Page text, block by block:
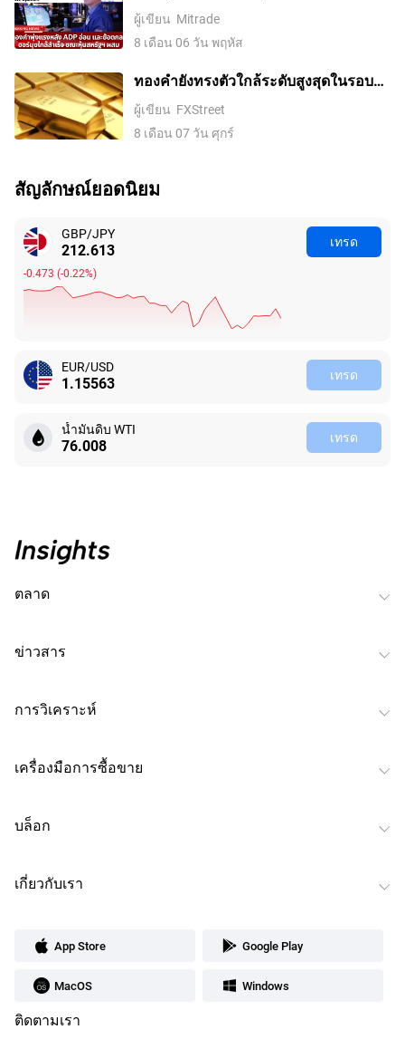
และข้อตกลงฮอร์มุซใกล้สำเร็จ ขณะหุ้น
สหรัฐฯ ผสม
ผู้เขียน Mitrade
8 เดือน 06 วัน พฤหัส
ทองคำยังทรงตัวใกล้ระดับสูงสุดในรอบ
เจ็ดสัปดาห์ ตลาดรอดีลช่องแคบฮอร์มุซ
ผู้เขียน FXStreet
8 เดือน 07 วัน ศุกร์
สัญลักษณ์ยอดนิยม
GBP/JPY
212.613
-0.473 (-0.22%)
เทรด
EUR/USD
1.15563 เทรด
น้ำมันดิบ WTI
76.008 เทรด
ตลาด
ข่าวสาร
การวิเคราะห์
เครื่องมือการซื้อขาย
บล็อก
เกี่ยวกับเรา
App Store Google Play
MacOS Windows
ติดตามเรา